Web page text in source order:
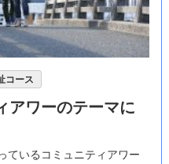
コース
アワーのテーマに
ているコミュニティアワー